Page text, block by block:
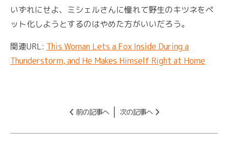
いずれにせよ、ミシェルさんに憧れて野生のキツネをペ
ット化しようとするのはやめた方がいいだろう。
関連URL: This Woman Lets a Fox Inside During a
Thunderstorm, and He Makes Himself Right at Home
前の記事へ 次の記事へ